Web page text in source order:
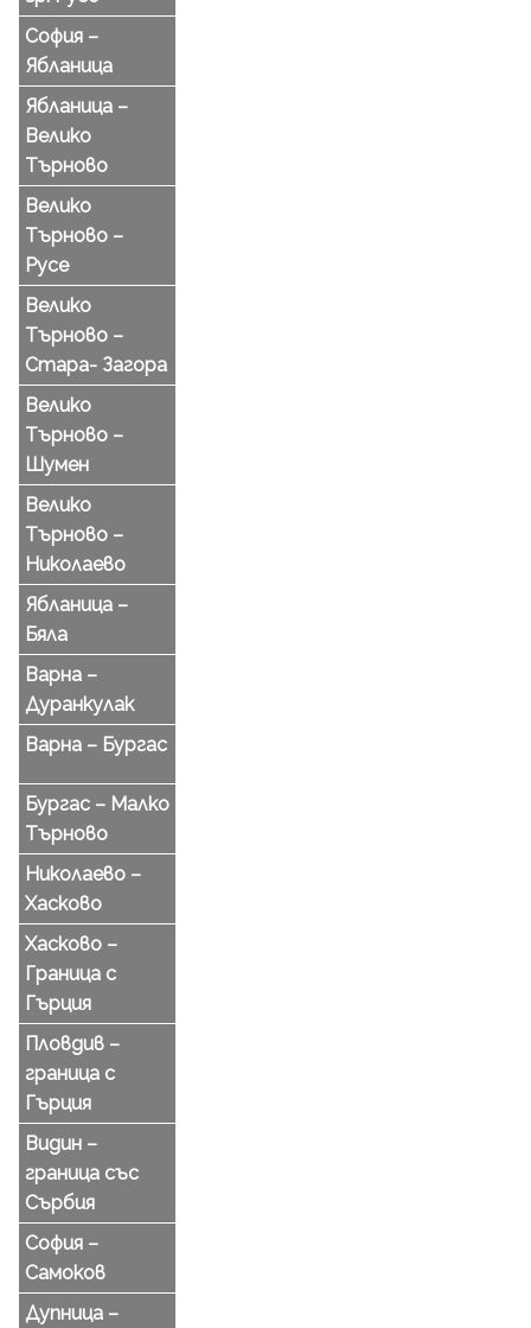
София –
Ябланица
Ябланица –
Велико
Търново
Велико
Търново –
Русе
Велико
Търново –
Стара- Загора
Велико
Търново –
Шумен
Велико
Търново –
Николаево
Ябланица –
Бяла
Варна –
Дуранкулак
Варна – Бургас
Бургас – Малко
Търново
Николаево –
Хасково
Хасково –
Граница с
Гърция
Пловдив –
граница с
Гърция
Видин –
граница със
Сърбия
София –
Самоков
Дупница –